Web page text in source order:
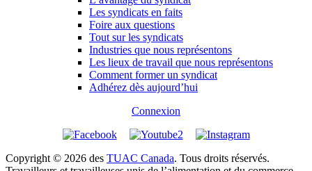
Les syndicats en faits
Foire aux questions
Tout sur les syndicats
Industries que nous représentons
Les lieux de travail que nous représentons
Comment former un syndicat
Adhérez dès aujourd’hui
Connexion
Copyright © 2026 des TUAC Canada. Tous droits réservés.